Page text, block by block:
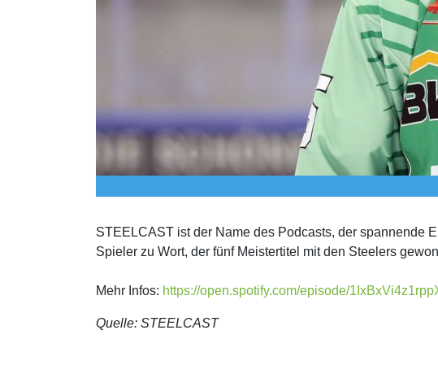
STEELCAST ist der Name des Podcasts, der spannende
Spieler zu Wort, der fünf Meistertitel mit den Steelers
Mehr Infos: https://open.spotify.com/episode/
Quelle: STEELCAST